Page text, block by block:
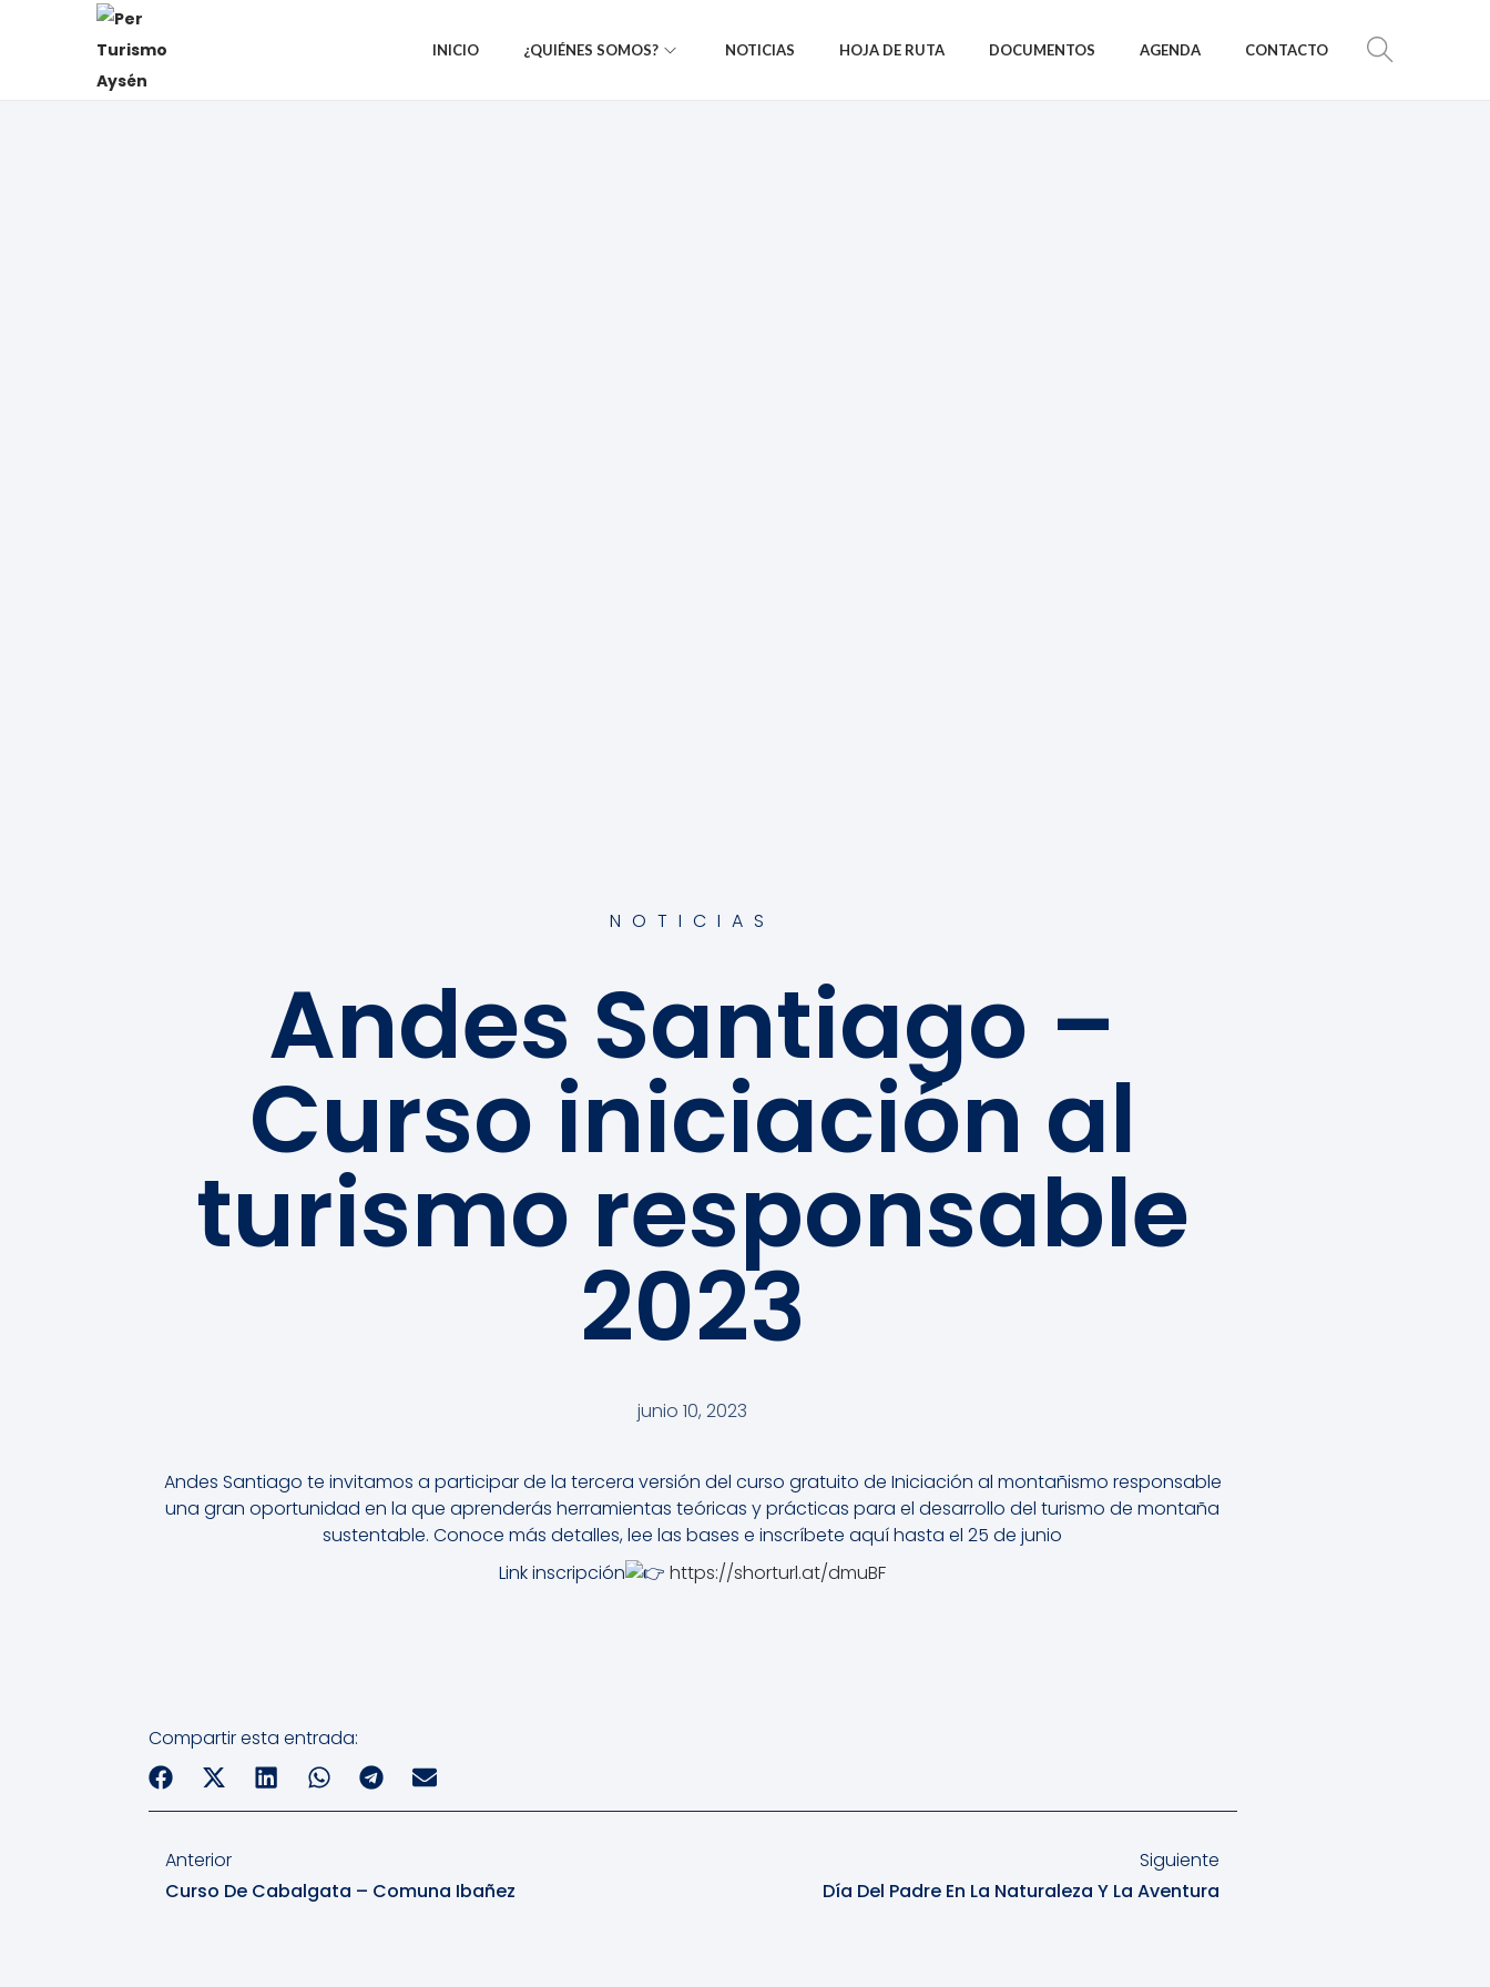
INICIO ¿QUIÉNES SOMOS? NOTICIAS HOJA DE RUTA DOCUMENTOS AGENDA CONTACTO
NOTICIAS
Andes Santiago –
Curso iniciación al
turismo responsable
2023
junio 10, 2023
Andes Santiago te invitamos a participar de la tercera versión del curso gratuito de Iniciación al montañismo responsable
una gran oportunidad en la que aprenderás herramientas teóricas y prácticas para el desarrollo del turismo de montaña
sustentable. Conoce más detalles, lee las bases e inscríbete aquí hasta el 25 de junio
Link inscripción
https://shorturl.at/dmuBF
Compartir esta entrada:
Anterior
Curso De Cabalgata – Comuna Ibañez
Siguiente
Día Del Padre En La Naturaleza Y La Aventura